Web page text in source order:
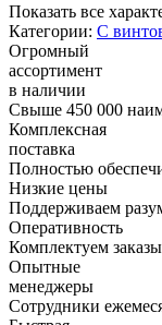
Показать все
Категории: С
Огромный
ассортимент
в наличии
Свыше 450 000
Комплексная
поставка
Полностью
Низкие цены
Поддерживаем
Оперативность
Комплектуем
Опытные
менеджеры
Сотрудники